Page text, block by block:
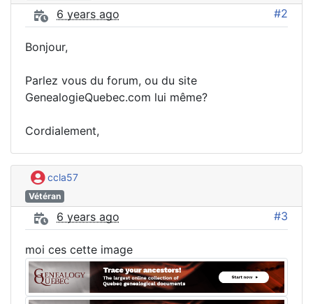
6 years ago #2
Bonjour,
Parlez vous du forum, ou du site
GenealogieQuebec.com lui même?
Cordialement,
ccla57
Vétéran
6 years ago #3
moi ces cette image